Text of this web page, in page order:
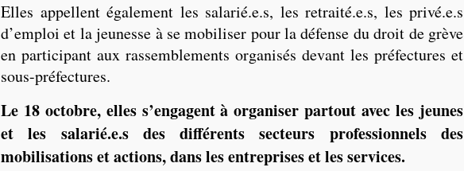
Elles appellent également les salarié.e.s, les retraité.e.s, les privé.e.s
d’emploi et la jeunesse à se mobiliser pour la défense du droit de grève
en participant aux rassemblements organisés devant les préfectures et
sous-préfectures.
Le 18 octobre, elles s’engagent à organiser partout avec les jeunes
et les salarié.e.s des différents secteurs professionnels des
mobilisations et actions, dans les entreprises et les services.